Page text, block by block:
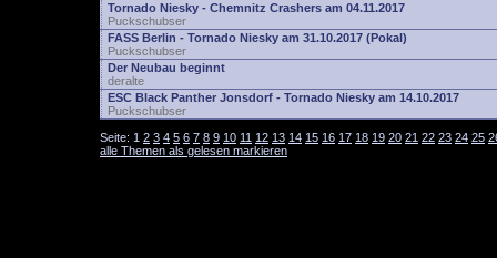
Tornado Niesky - Chemnitz Crashers am 04.11.2017
Puckschubser
FASS Berlin - Tornado Niesky am 31.10.2017 (Pokal)
Puckschubser
Der Neubau beginnt
deralte
ESC Black Panther Jonsdorf - Tornado Niesky am 14.10.2017
Puckschubser
Seite: 1 2 3 4 5 6 7 8 9 10 11 12 13 14 15 16 17 18 19 20 21 22 23 24 25
alle Themen als gelesen markieren